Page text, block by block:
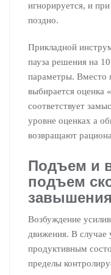
игнорируется, и
поздно.
Прикладной
пауза решения на
параметры. Вместо
выбирается оценка
соответствует
уровне оценках а
возвращают
Подъем и
подъем
Возбуждение
движения. В случае
продуктивным
пределы